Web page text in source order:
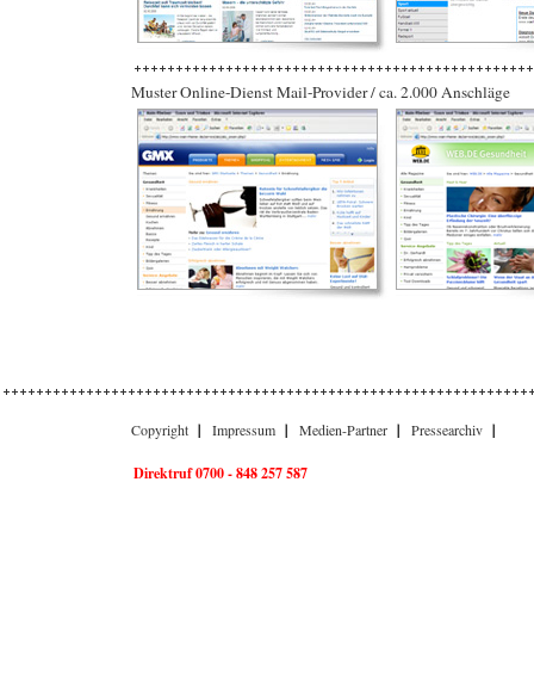
Muster Online-Dienst Mail-Provider / ca. 2.000 Anschläge
Copyright Impressum Medien-Partner Pressearchiv
Direktruf 0700 - 848 257 587